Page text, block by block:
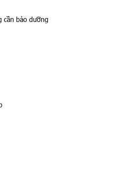
cần bảo dưỡng